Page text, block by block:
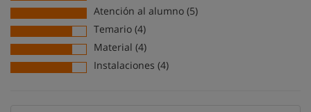
Atención al alumno (5)
Temario (4)
Material (4)
Instalaciones (4)